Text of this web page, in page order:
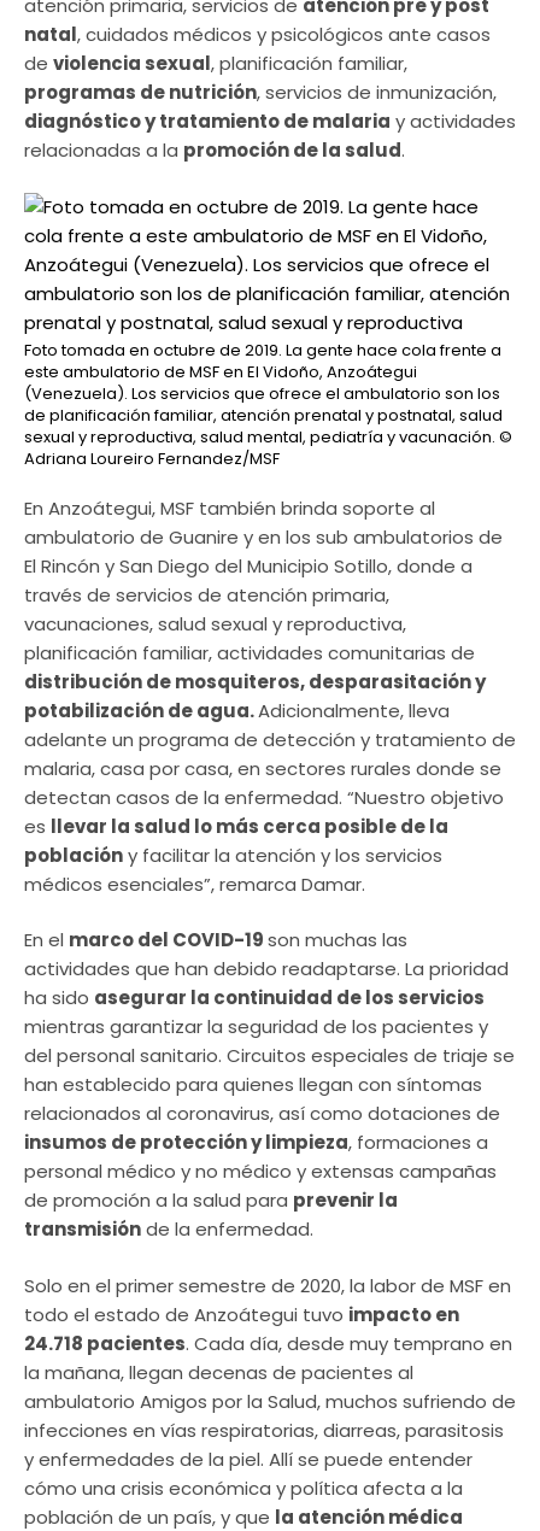
atención primaria, servicios de atención pre y post
natal, cuidados médicos y psicológicos ante casos
de violencia sexual, planificación familiar,
programas de nutrición, servicios de inmunización,
diagnóstico y tratamiento de malaria y actividades
relacionadas a la promoción de la salud.
Foto tomada en octubre de 2019. La gente hace cola frente a
este ambulatorio de MSF en El Vidoño, Anzoátegui
(Venezuela). Los servicios que ofrece el ambulatorio son los
de planificación familiar, atención prenatal y postnatal, salud
sexual y reproductiva, salud mental, pediatría y vacunación. ©
Adriana Loureiro Fernandez/MSF
En Anzoátegui, MSF también brinda soporte al
ambulatorio de Guanire y en los sub ambulatorios de
El Rincón y San Diego del Municipio Sotillo, donde a
través de servicios de atención primaria,
vacunaciones, salud sexual y reproductiva,
planificación familiar, actividades comunitarias de
distribución de mosquiteros, desparasitación y
potabilización de agua.Adicionalmente, lleva
adelante un programa de detección y tratamiento de
malaria, casa por casa, en sectores rurales donde se
detectan casos de la enfermedad. “Nuestro objetivo
es llevar la salud lo más cerca posible de la
poblacióny facilitar la atención y los servicios
médicos esenciales”, remarca Damar.
En el marco del COVID-19son muchas las
actividades que han debido readaptarse. La prioridad
ha sido asegurar la continuidad de los servicios
mientras garantizar la seguridad de los pacientes y
del personal sanitario. Circuitos especiales de triaje se
han establecido para quienes llegan con síntomas
relacionados al coronavirus, así como dotaciones de
insumos de protección y limpieza, formaciones a
personal médico y no médico y extensas campañas
de promoción a la salud para prevenir la
transmisiónde la enfermedad.
Solo en el primer semestre de 2020, la labor de MSF en
todo el estado de Anzoátegui tuvo impacto en
24.718 pacientes. Cada día, desde muy temprano en
la mañana, llegan decenas de pacientes al
ambulatorio Amigos por la Salud, muchos sufriendo de
infecciones en vías respiratorias, diarreas, parasitosis
y enfermedades de la piel. Allí se puede entender
cómo una crisis económica y política afecta a la
población de un país, y que la atención médica